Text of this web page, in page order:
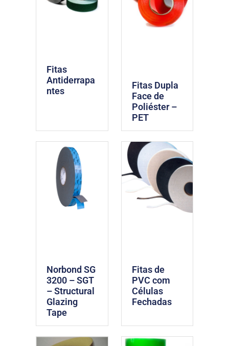
Fitas
Antiderrapa
ntes
Fitas Dupla
Face de
Poliéster –
PET
Norbond SG
3200 – SGT
– Structural
Glazing
Tape
Fitas de
PVC com
Células
Fechadas